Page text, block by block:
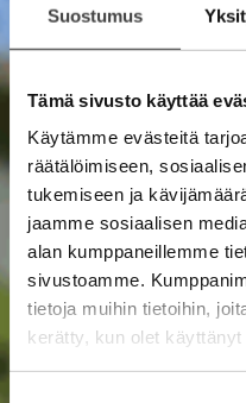
Suostumus
Tämä sivusto käyttää
Käytämme evästeitä
räätälöimiseen,
tukemiseen ja
jaamme sosiaalisen
alan kumppaneillemme
sivustoamme.
tietoja muihin tietoihin,
kerätty, kun olet käyttänyt